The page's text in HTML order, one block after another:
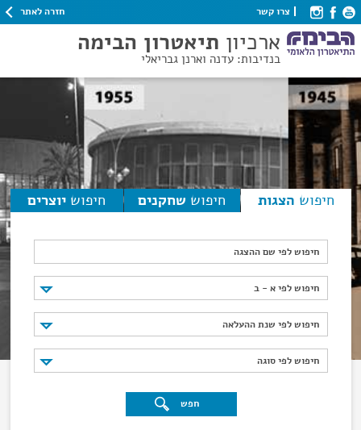
צרו קשר חזרה לאתר
ארכיון תיאטרון הבימה
בנדיבות: עדנה וארנן גבריאלי
חיפוש הצגות חיפוש שחקנים חיפוש יוצרים
חיפוש לפי שם ההצגה
חיפוש לפי א - ב
חיפוש לפי א - ב
חיפוש לפי שנת ההעלאה
חיפוש לפי שנת ההעלאה
חיפוש לפי סוגה
חיפוש לפי סוגה
חפש